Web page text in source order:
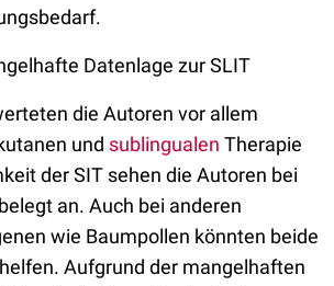
Datenlage zur SLIT
die Autoren vor allem
und sublingualen Therapie
der SIT sehen die Autoren bei
an. Auch bei anderen
wie Baumpollen könnten beide
Aufgrund der mangelhaften